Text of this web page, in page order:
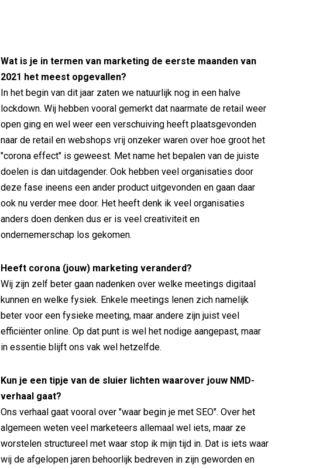
Wat is je in termen van marketing de eerste maanden van
2021 het meest opgevallen?
In het begin van dit jaar zaten we natuurlijk nog in een halve
lockdown. Wij hebben vooral gemerkt dat naarmate de retail weer
open ging en wel weer een verschuiving heeft plaatsgevonden
naar de retail en webshops vrij onzeker waren over hoe groot het
"corona effect" is geweest. Met name het bepalen van de juiste
doelen is dan uitdagender. Ook hebben veel organisaties door
deze fase ineens een ander product uitgevonden en gaan daar
ook nu verder mee door. Het heeft denk ik veel organisaties
anders doen denken dus er is veel creativiteit en
ondernemerschap los gekomen.
Heeft corona (jouw) marketing veranderd?
Wij zijn zelf beter gaan nadenken over welke meetings digitaal
kunnen en welke fysiek. Enkele meetings lenen zich namelijk
beter voor een fysieke meeting, maar andere zijn juist veel
efficiënter online. Op dat punt is wel het nodige aangepast, maar
in essentie blijft ons vak wel hetzelfde.
Kun je een tipje van de sluier lichten waarover jouw NMD-
verhaal gaat?
Ons verhaal gaat vooral over "waar begin je met SEO". Over het
algemeen weten veel marketeers allemaal wel iets, maar ze
worstelen structureel met waar stop ik mijn tijd in. Dat is iets waar
wij de afgelopen jaren behoorlijk bedreven in zijn geworden en